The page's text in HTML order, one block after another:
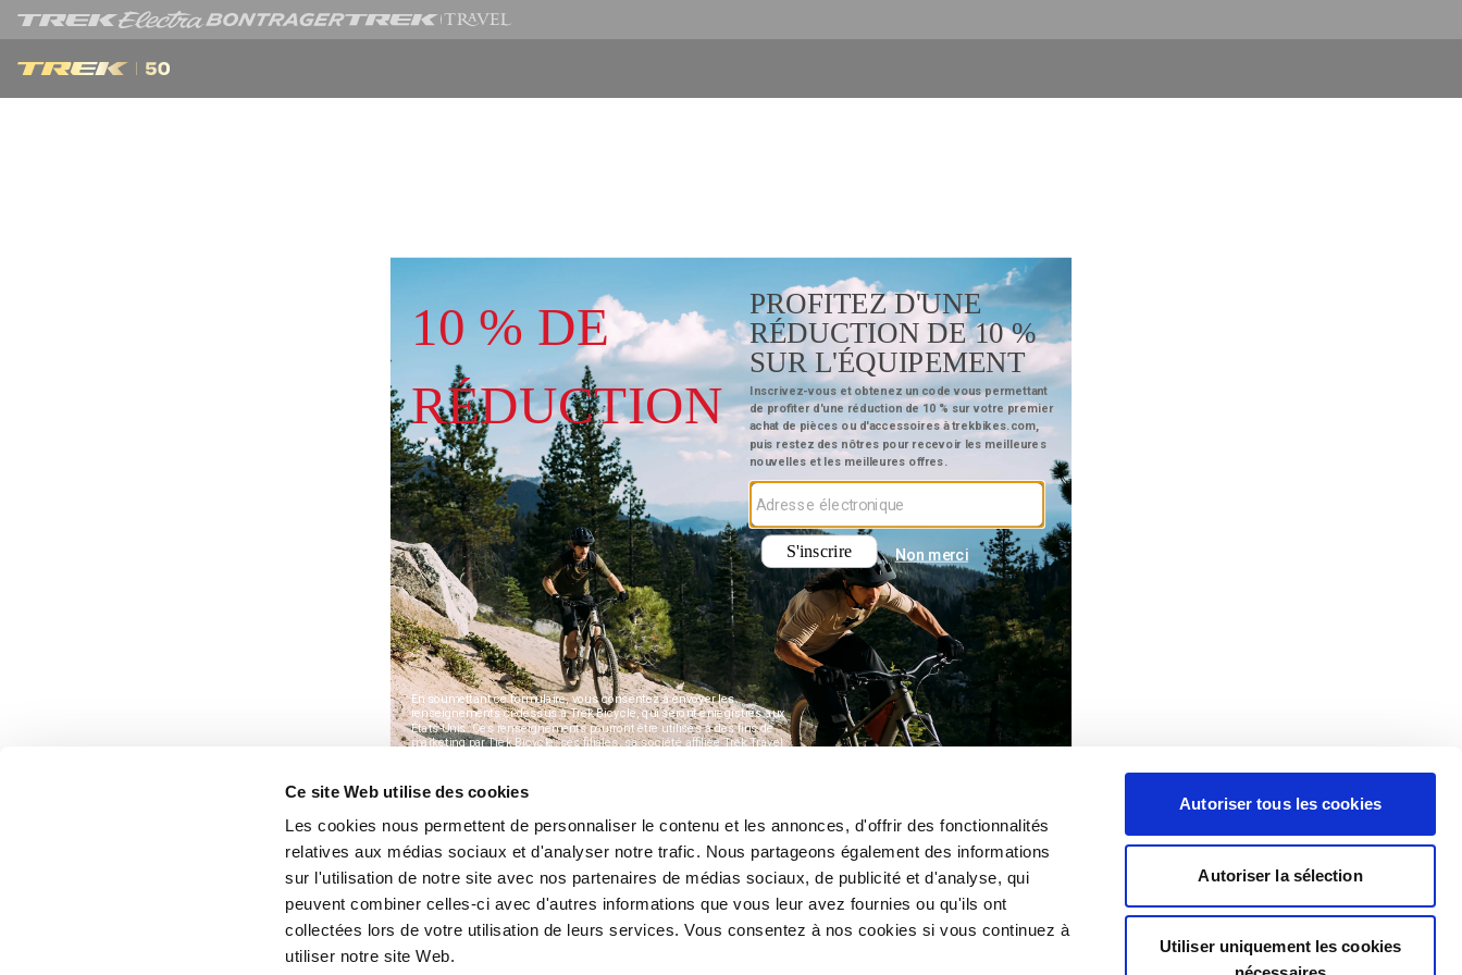
Ce site Web utilise des cookies
Les cookies nous permettent de personnaliser le contenu et les annonces, d'offrir des fonctionnalités
relatives aux médias sociaux et d'analyser notre trafic. Nous partageons également des informations
sur l'utilisation de notre site avec nos partenaires de médias sociaux, de publicité et d'analyse, qui
peuvent combiner celles-ci avec d'autres informations que vous leur avez fournies ou qu'ils ont
collectées lors de votre utilisation de leurs services. Vous consentez à nos cookies si vous continuez à
utiliser notre site Web.
Autoriser tous les cookies
Autoriser la sélection
Utiliser uniquement les cookies